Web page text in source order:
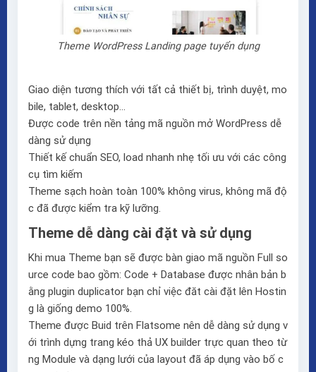
Theme WordPress Landing page tuyển dụng
Giao diện tương thích với tất cả thiết bị, trình duyệt, mo
bile, tablet, desktop…
Được code trên nền tảng mã nguồn mở WordPress dễ
dàng sử dụng
Thiết kế chuẩn SEO, load nhanh nhẹ tối ưu với các công
cụ tìm kiếm
Theme sạch hoàn toàn 100% không virus, không mã độ
c đã được kiểm tra kỹ lưỡng.
Theme dễ dàng cài đặt và sử dụng
Khi mua Theme bạn sẽ được bàn giao mã nguồn Full so
urce code bao gồm: Code + Database được nhân bản b
ằng plugin duplicator bạn chỉ việc đăt cài đặt lên Hostin
g là giống demo 100%.
Theme được Buid trên Flatsome nên dễ dàng sử dụng v
ới trình dựng trang kéo thả UX builder trực quan theo từ
ng Module và dạng lưới của layout đã áp dụng vào bố c